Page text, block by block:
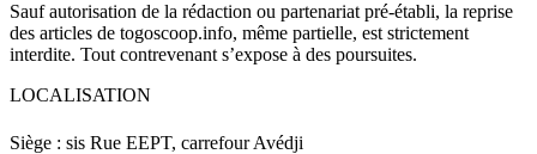
Sauf autorisation de la rédaction ou partenariat pré-établi, la reprise
des articles de togoscoop.info, même partielle, est strictement
interdite. Tout contrevenant s’expose à des poursuites.
LOCALISATION
Siège : sis Rue EEPT, carrefour Avédji